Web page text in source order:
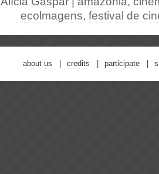
ecolmagens, festival de
about us credits participate